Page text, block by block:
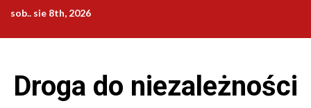
content
sob.. sie 8th, 2026
Droga do niezależności